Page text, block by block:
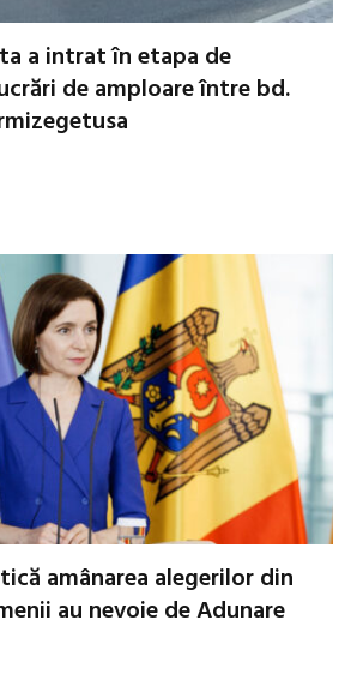
a intrat în etapa de
de amploare între bd.
amânarea alegerilor din
au nevoie de Adunare